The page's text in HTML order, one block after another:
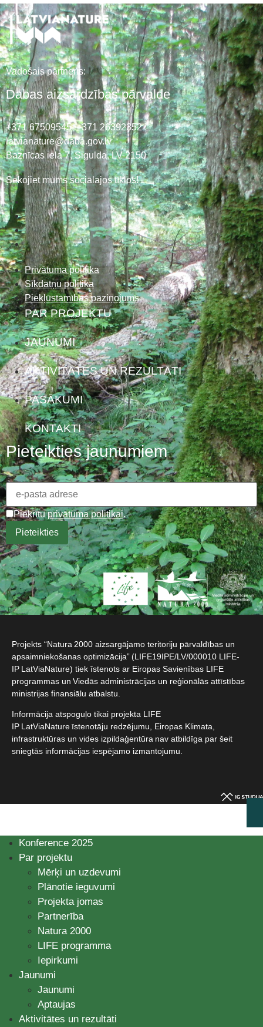
Vadošais partneris:
Dabas aizsardzības pārvalde
+371 67509545,+371 26392352
latvianature@daba.gov.lv
Baznīcas iela 7, Sigulda, LV-2150
Sekojiet mums sociālajos tīklos!
Privātuma politika
Sīkdatņu politika
Piekļūstamības paziņojums
PAR PROJEKTU
JAUNUMI
AKTIVITĀTES UN REZULTĀTI
PASĀKUMI
KONTAKTI
Pieteikties jaunumiem
Piekrītuprivātuma politikai.
Projekts “Natura 2000 aizsargājamo teritoriju pārvaldības un
apsaimniekošanas optimizācija” (LIFE19IPE/LV/000010 LIFE-
IP LatViaNature) tiek īstenots ar Eiropas Savienības LIFE
programmas un Viedās administrācijas un reģionālās attīstības
ministrijas finansiālu atbalstu.​
Informācija atspoguļo tikai projekta LIFE
IP LatViaNature īstenotāju redzējumu, Eiropas Klimata,
infrastruktūras un vides izpildaģentūra nav atbildīga par šeit
sniegtās informācijas iespējamo izmantojumu.​
Konference 2025
Par projektu
Mērķi un uzdevumi
Plānotie ieguvumi
Projekta jomas
Partnerība
Natura 2000
LIFE programma
Iepirkumi
Jaunumi
Jaunumi
Aptaujas
Aktivitātes un rezultāti